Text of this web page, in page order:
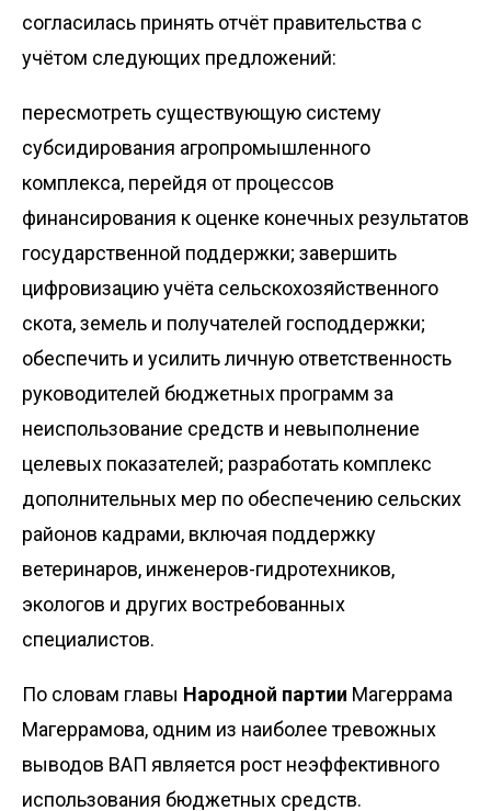
согласилась принять отчёт правительства с
учётом следующих предложений:
пересмотреть существующую систему
субсидирования агропромышленного
комплекса, перейдя от процессов
финансирования к оценке конечных результатов
государственной поддержки; завершить
цифровизацию учёта сельскохозяйственного
скота, земель и получателей господдержки;
обеспечить и усилить личную ответственность
руководителей бюджетных программ за
неиспользование средств и невыполнение
целевых показателей; разработать комплекс
дополнительных мер по обеспечению сельских
районов кадрами, включая поддержку
ветеринаров, инженеров-гидротехников,
экологов и других востребованных
специалистов.
По словам главы Народной партии Магеррама
Магеррамова, одним из наиболее тревожных
выводов ВАП является рост неэффективного
использования бюджетных средств.